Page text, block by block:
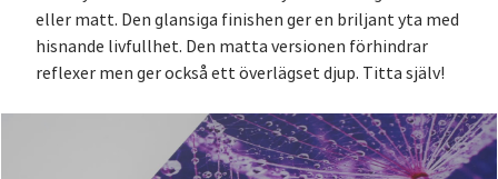
eller matt. Den glansiga finishen ger en briljant yta med
hisnande livfullhet. Den matta versionen förhindrar
reflexer men ger också ett överlägset djup. Titta själv!